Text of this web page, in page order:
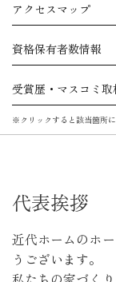
アクセスマップ
資格保有者数情報
受賞歴・マスコミ取
※クリックすると該当箇所
代表挨拶
近代ホームのホ
うございます。